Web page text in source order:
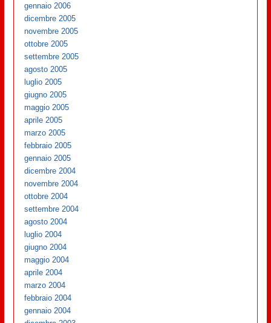
gennaio 2006
dicembre 2005
novembre 2005
ottobre 2005
settembre 2005
agosto 2005
luglio 2005
giugno 2005
maggio 2005
aprile 2005
marzo 2005
febbraio 2005
gennaio 2005
dicembre 2004
novembre 2004
ottobre 2004
settembre 2004
agosto 2004
luglio 2004
giugno 2004
maggio 2004
aprile 2004
marzo 2004
febbraio 2004
gennaio 2004